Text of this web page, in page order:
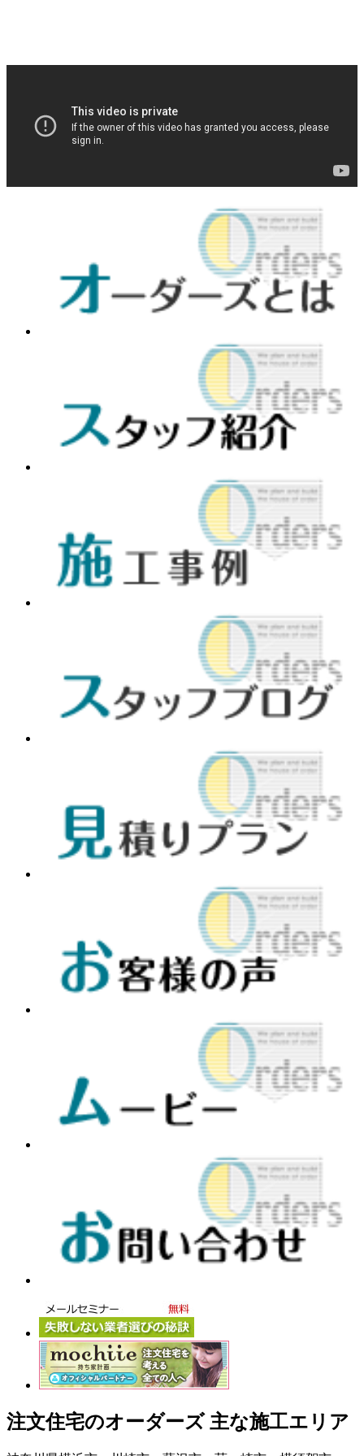
注文住宅のオーダーズ 主な施工エリア